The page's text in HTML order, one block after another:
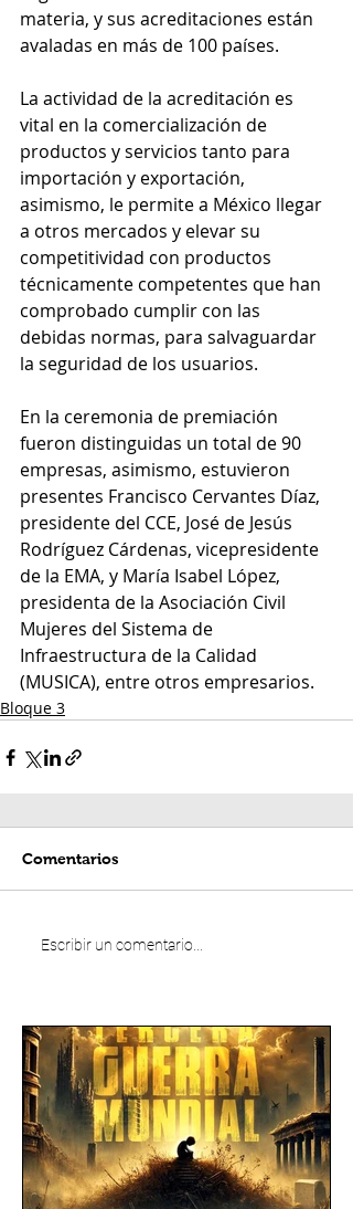
materia, y sus acreditaciones están
avaladas en más de 100 países.
La actividad de la acreditación es
vital en la comercialización de
productos y servicios tanto para
importación y exportación,
asimismo, le permite a México llegar
a otros mercados y elevar su
competitividad con productos
técnicamente competentes que han
comprobado cumplir con las
debidas normas, para salvaguardar
la seguridad de los usuarios.
En la ceremonia de premiación
fueron distinguidas un total de 90
empresas, asimismo, estuvieron
presentes Francisco Cervantes Díaz,
presidente del CCE, José de Jesús
Rodríguez Cárdenas, vicepresidente
de la EMA, y María Isabel López,
presidenta de la Asociación Civil
Mujeres del Sistema de
Infraestructura de la Calidad
(MUSICA), entre otros empresarios.
Bloque 3
Comentarios
Escribir un comentario...